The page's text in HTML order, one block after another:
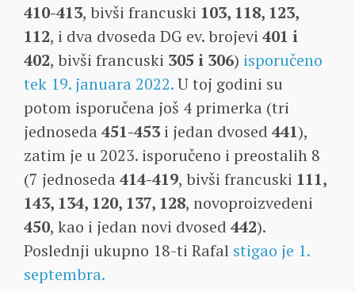
410-413, bivši francuski 103, 118, 123,
112, i dva dvoseda DG ev. brojevi 401 i
402, bivši francuski 305 i 306) isporučeno
tek 19. januara 2022.U toj godini su
potom isporučena još 4 primerka (tri
jednoseda 451-453 i jedan dvosed 441),
zatim je u 2023. isporučeno i preostalih 8
(7 jednoseda 414-419, bivši francuski 111,
143, 134, 120, 137, 128, novoproizvedeni
450, kao i jedan novi dvosed 442).
Poslednji ukupno 18-ti Rafal stigao je 1.
septembra.